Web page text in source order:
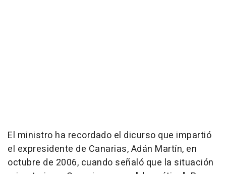
El ministro ha recordado el dicurso que impartió
el expresidente de Canarias, Adán Martín, en
octubre de 2006, cuando señaló que la situación